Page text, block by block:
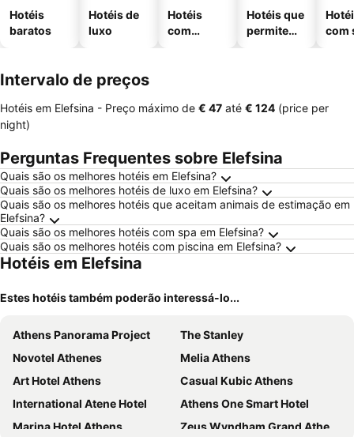
Hotéis
baratos
Hotéis de
luxo
Hotéis
com
Hotéis que
permitem
com
Intervalo de preços
Hotéis em Elefsina - Preço máximo de ‎€ 47 até ‎€ 124 (price per
night)
Perguntas Frequentes sobre Elefsina
Quais são os melhores hotéis em Elefsina?
Quais são os melhores hotéis de luxo em Elefsina?
Quais são os melhores hotéis que aceitam animais de estimação em
Elefsina?
Quais são os melhores hotéis com spa em Elefsina?
Quais são os melhores hotéis com piscina em Elefsina?
Hotéis em Elefsina
Estes hotéis também poderão interessá-lo...
Athens Panorama Project
The Stanley
Novotel Athenes
Melia Athens
Art Hotel Athens
Casual Kubic Athens
International Atene Hotel
Athens One Smart Hotel
Marina Hotel Athens
Zeus Wyndham Grand Athens